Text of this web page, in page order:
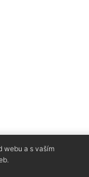
webu a s vaším